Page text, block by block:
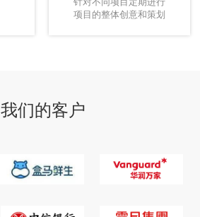
项目的整体创意和策划
我们的客户